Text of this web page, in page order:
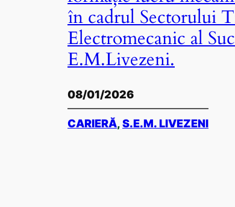
în cadrul Sectorului
Electromecanic al
E.M.Livezeni.
08/01/2026
CARIERĂ, S.E.M. LIVEZENI